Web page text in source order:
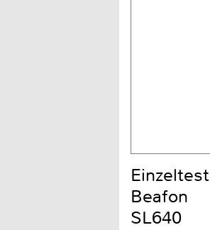
Einzeltest
Beafon
SL640